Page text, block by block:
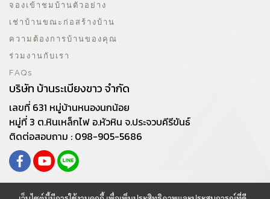
จองเข้าชมบ้านตัวอย่าง
เช่าบ้านขณะก่อสร้างบ้าน
ความต้องการบ้านของคุณ
ร่วมงานกับเรา
FAQs
บริษัท บ้านระเบียงขาว จำกัด
เลขที่ 631 หมู่บ้านหนองนกน้อย
หมู่ที่ 3 ต.หินเหล็กไฟ อ.หัวหิน จ.ประจวบคีรีขันธ์
ติดต่อสอบถาม : 098-905-5686